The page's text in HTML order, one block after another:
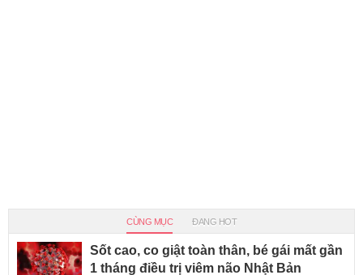
CÙNG MỤC ĐANG HOT
Sốt cao, co giật toàn thân, bé gái mất gần
1 tháng điều trị viêm não Nhật Bản